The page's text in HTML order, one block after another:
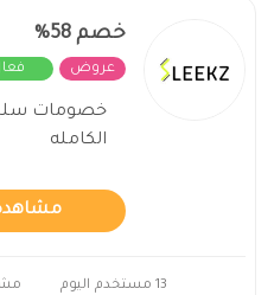
خصم 58%
عروض
الكامله
13 مستخدم اليوم